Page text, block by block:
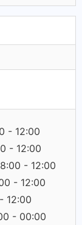
- 12:00
- 12:00
- 12:00
- 12:00
12:00
- 00:00